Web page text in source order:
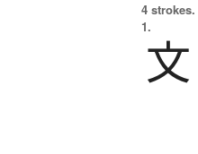
4 strokes.
1.
文